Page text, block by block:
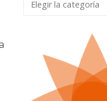
categoría